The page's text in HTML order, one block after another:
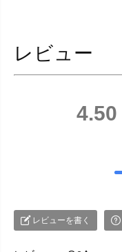
レビュー
4.50
レビューを書く